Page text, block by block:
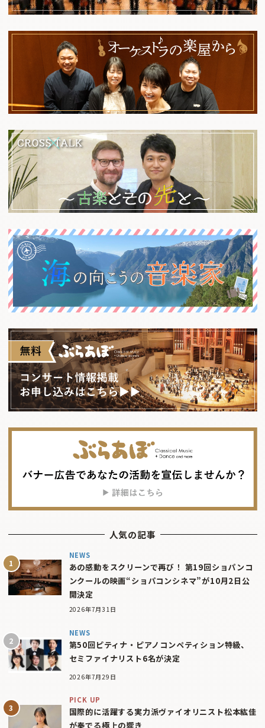
人気の記事
NEWS
あの感動をスクリーンで再び！ 第19回ショパンコ
ンクールの映画“ショパコンシネマ”が10月2日公
開決定
2026年7月31日
NEWS
第50回ピティナ・ピアノコンペティション特級、
セミファイナリスト6名が決定
2026年7月29日
PICK UP
国際的に活躍する実力派ヴァイオリニスト松本紘佳
が奏でる極上の響き